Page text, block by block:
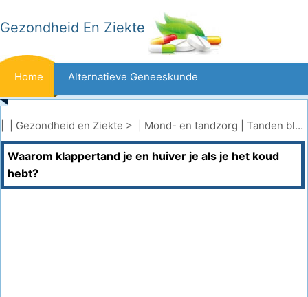
Gezondheid En Ziekte
Home Alternatieve Geneeskunde
Beten En Steken Kanker
Aandoeningen En Behandelingen Mond- En Tandzorg
Gezondheid en Ziekte > | Mond- en tandzorg Tanden bleken
Waarom klappertand je en huiver je als je het koud
hebt?